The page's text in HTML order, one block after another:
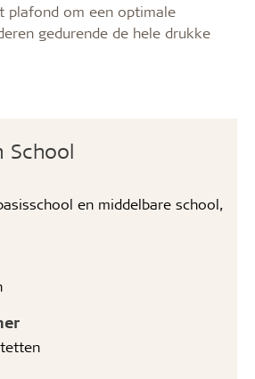
School
en middelbare school,
plafond om een optimale
gedurende de hele drukke